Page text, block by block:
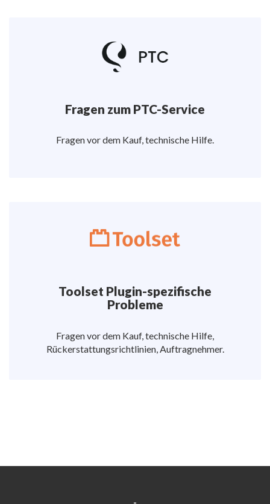
Fragen zum PTC-Service
Fragen vor dem Kauf, technische Hilfe.
Toolset Plugin-spezifische
Probleme
Fragen vor dem Kauf, technische Hilfe,
Rückerstattungsrichtlinien, Auftragnehmer.